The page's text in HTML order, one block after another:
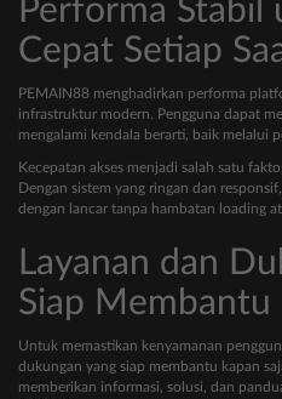
Performa Stabil
Cepat Setiap
PEMAIN88 menghadirkan performa
infrastruktur modern. Pengguna dapat
mengalami kendala berarti, baik melalui
Kecepatan akses menjadi salah satu
Dengan sistem yang ringan dan
dengan lancar tanpa hambatan loading
Layanan dan
Siap Membantu
Untuk memastikan kenyamanan
dukungan yang siap membantu kapan
memberikan informasi, solusi, dan